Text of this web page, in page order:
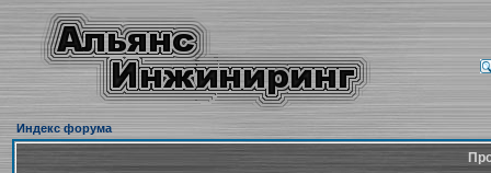
Индекс форума